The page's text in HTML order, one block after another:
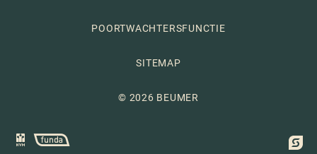
POORTWACHTERSFUNCTIE
SITEMAP
© 2026 BEUMER